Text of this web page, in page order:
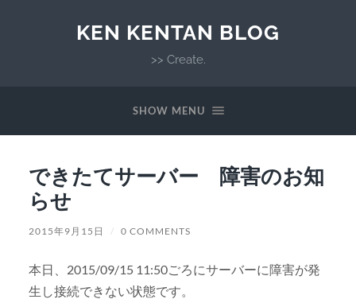
KEN KENTAN BLOG
>> Create.
SHOW MENU
できたてサーバー 障害のお知
らせ
2015年9月15日 / 0 COMMENTS
本日、2015/09/15 11:50ごろにサーバーに障害が発
生し接続できない状態です。